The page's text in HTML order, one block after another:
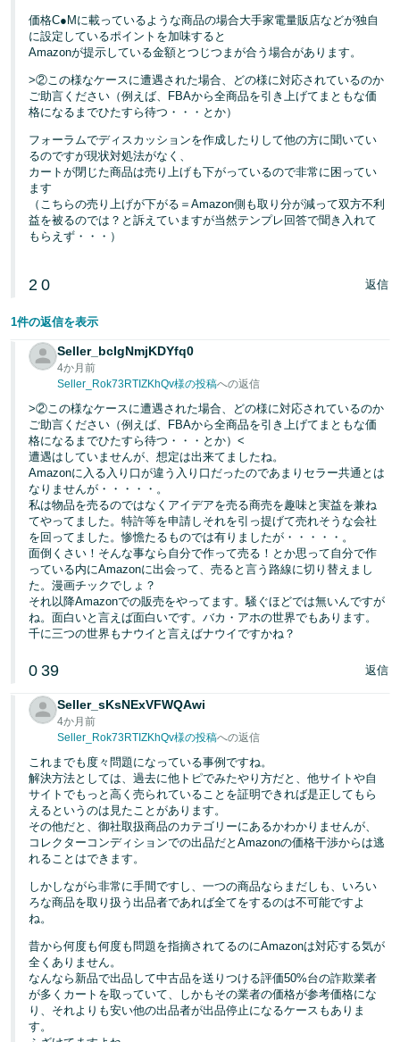
価格C●Mに載っているような商品の場合大手家電量販店などが独自
に設定しているポイントを加味すると
Amazonが提示している金額とつじつまが合う場合があります。
>②この様なケースに遭遇された場合、どの様に対応されているのか
ご助言ください（例えば、FBAから全商品を引き上げてまともな価
格になるまでひたすら待つ・・・とか）
フォーラムでディスカッションを作成したりして他の方に聞いてい
るのですが現状対処法がなく、
カートが閉じた商品は売り上げも下がっているので非常に困ってい
ます
（こちらの売り上げが下がる＝Amazon側も取り分が減って双方不利
益を被るのでは？と訴えていますが当然テンプレ回答で聞き入れて
もらえず・・・）
2 0 返信
1件の返信を表示
Seller_bcIgNmjKDYfq0
4か月前
Seller_Rok73RTIZKhQv様の投稿への返信
>②この様なケースに遭遇された場合、どの様に対応されているのか
ご助言ください（例えば、FBAから全商品を引き上げてまともな価
格になるまでひたすら待つ・・・とか）<
遭遇はしていませんが、想定は出来てましたね。
Amazonに入る入り口が違う入り口だったのであまりセラー共通とは
なりませんが・・・・・。
私は物品を売るのではなくアイデアを売る商売を趣味と実益を兼ね
てやってました。特許等を申請しそれを引っ提げて売れそうな会社
を回ってました。惨憺たるものでは有りましたが・・・・・。
面倒くさい！そんな事なら自分で作って売る！とか思って自分で作
っている内にAmazonに出会って、売ると言う路線に切り替えまし
た。漫画チックでしょ？
それ以降Amazonでの販売をやってます。騒ぐほどでは無いんですが
ね。面白いと言えば面白いです。バカ・アホの世界でもあります。
千に三つの世界もナウイと言えばナウイですかね？
0 39 返信
Seller_sKsNExVFWQAwi
4か月前
Seller_Rok73RTIZKhQv様の投稿への返信
これまでも度々問題になっている事例ですね。
解決方法としては、過去に他トピでみたやり方だと、他サイトや自
サイトでもっと高く売られていることを証明できれば是正してもら
えるというのは見たことがあります。
その他だと、御社取扱商品のカテゴリーにあるかわかりませんが、
コレクターコンディションでの出品だとAmazonの価格干渉からは逃
れることはできます。
しかしながら非常に手間ですし、一つの商品ならまだしも、いろい
ろな商品を取り扱う出品者であれば全てをするのは不可能ですよ
ね。
昔から何度も何度も問題を指摘されてるのにAmazonは対応する気が
全くありません。
なんなら新品で出品して中古品を送りつける評価50%台の詐欺業者
が多くカートを取っていて、しかもその業者の価格が参考価格にな
り、それよりも安い他の出品者が出品停止になるケースもありま
す。